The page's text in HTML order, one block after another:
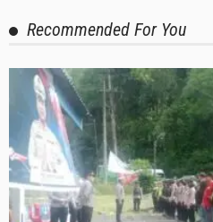
Recommended For You